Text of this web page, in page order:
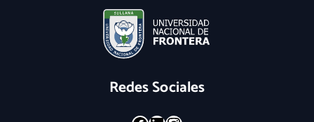
Redes Sociales